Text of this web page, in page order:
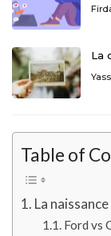
La
Table of
La
Ford vs